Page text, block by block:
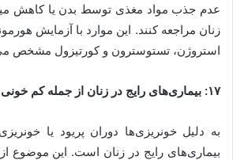
عدم جذب مواد مغذی توسط بدن یا کاهش
زنان مراجعه کنند. این موارد با آزمایش
استروژن، تستوسترون و کورتیزول مشخص
۱۷: بیماری‌های رایج در زنان از جمله کم‌ خونی
به دلیل خونریزی‌ها دوران پریود یا
بیماری‌های رایج در زنان است. این موضوع